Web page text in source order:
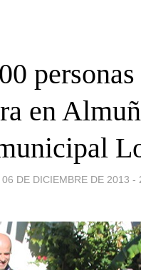
en
06 DE DICIEMBRE DE 2013 -